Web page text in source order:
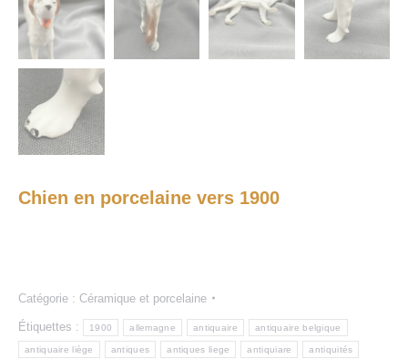
Chien en porcelaine vers 1900
Catégorie : Céramique et porcelaine
Étiquettes : 1900 allemagne antiquaire antiquaire belgique
antiquaire liège antiques antiques liege antiquiare antiquités